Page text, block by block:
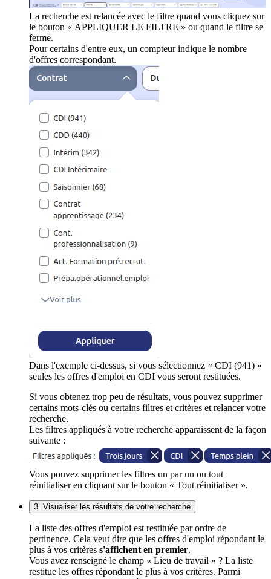
La recherche est relancée avec le filtre quand vous cliquez sur
le bouton « APPLIQUER LE FILTRE » ou quand le filtre se
ferme.
Pour certains d'entre eux, un compteur indique le nombre
d'offres correspondant.
Dans l'exemple ci-dessus, si vous sélectionnez « CDI (941) »
seules les offres d'emploi en CDI vous seront restituées.
Si vous obtenez trop peu de résultats, vous pouvez supprimer
certains mots-clés ou certains filtres et critères et relancer votre
recherche.
Les filtres appliqués à votre recherche apparaissent de la façon
suivante :
Vous pouvez supprimer les filtres un par un ou tout
réinitialiser en cliquant sur le bouton « Tout réinitialiser ».
3. Visualiser les résultats de votre recherche
La liste des offres d'emploi est restituée par ordre de
pertinence. Cela veut dire que les offres d'emploi répondant le
plus à vos critères s'affichent en premier.
Vous avez renseigné le champ « Lieu de travail » ? La liste
restitue les offres répondant le plus à vos critères. Parmi